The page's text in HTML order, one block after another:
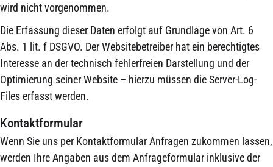
wird nicht vorgenommen.
Die Erfassung dieser Daten erfolgt auf Grundlage von Art. 6
Abs. 1 lit. f DSGVO. Der Websitebetreiber hat ein berechtigtes
Interesse an der technisch fehlerfreien Darstellung und der
Optimierung seiner Website – hierzu müssen die Server-Log-
Files erfasst werden.
Kontaktformular
Wenn Sie uns per Kontaktformular Anfragen zukommen lassen,
werden Ihre Angaben aus dem Anfrageformular inklusive der